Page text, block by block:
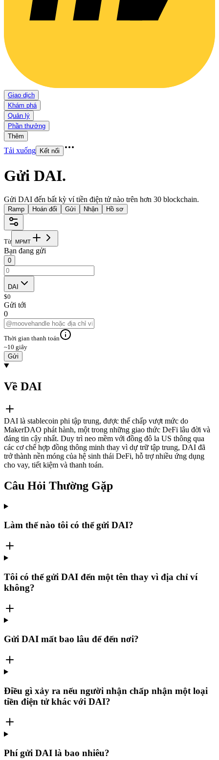
Giao dịch
Khám phá
Quản lý
Phần thưởng
Thêm
Tải xuống Kết nối
Gửi DAI.
Gửi DAI đến bất kỳ ví tiền điện tử nào trên hơn 30 blockchain.
Ramp Hoán đổi Gửi Nhận Hồ sơ
Từ MPMT
Bạn đang gửi
0
DAI
$0
Gửi tới
0
Thời gian thanh toán
~10 giây
Gửi
Về DAI
DAI là stablecoin phi tập trung, được thế chấp vượt mức do
MakerDAO phát hành, một trong những giao thức DeFi lâu đời và
đáng tin cậy nhất. Duy trì neo mềm với đồng đô la US thông qua
các cơ chế hợp đồng thông minh thay vì dự trữ tập trung, DAI đã
trở thành nền móng của hệ sinh thái DeFi, hỗ trợ nhiều ứng dụng
cho vay, tiết kiệm và thanh toán.
Câu Hỏi Thường Gặp
Làm thế nào tôi có thể gửi DAI?
Tôi có thể gửi DAI đến một tên thay vì địa chỉ ví
không?
Gửi DAI mất bao lâu để đến nơi?
Điều gì xảy ra nếu người nhận chấp nhận một loại
tiền điện tử khác với DAI?
Phí gửi DAI là bao nhiêu?